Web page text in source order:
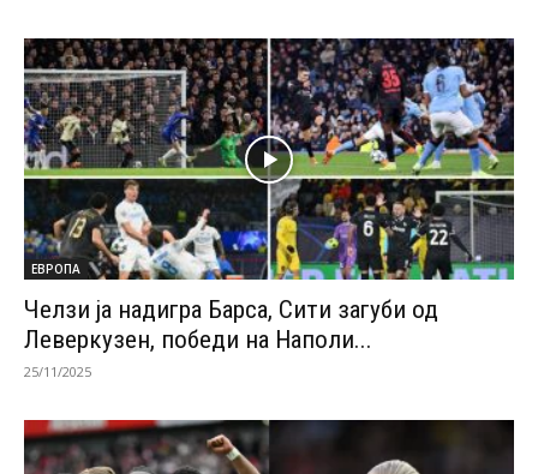
ЕВРОПА
Челзи ја надигра Барса, Сити загуби од
Леверкузен, победи на Наполи...
25/11/2025